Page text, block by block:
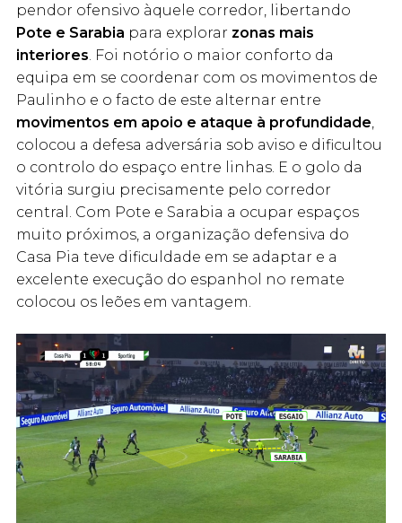
pendor ofensivo àquele corredor, libertando
Pote e Sarabia para explorar zonas mais
interiores. Foi notório o maior conforto da
equipa em se coordenar com os movimentos de
Paulinho e o facto de este alternar entre
movimentos em apoio e ataque à profundidade,
colocou a defesa adversária sob aviso e dificultou
o controlo do espaço entre linhas. E o golo da
vitória surgiu precisamente pelo corredor
central. Com Pote e Sarabia a ocupar espaços
muito próximos, a organização defensiva do
Casa Pia teve dificuldade em se adaptar e a
excelente execução do espanhol no remate
colocou os leões em vantagem.